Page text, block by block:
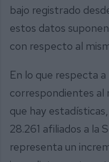
bajo registrado
estos datos
con respecto al
En lo que respecta
correspondientes al
que hay
28.261 afiliados a la
representa un